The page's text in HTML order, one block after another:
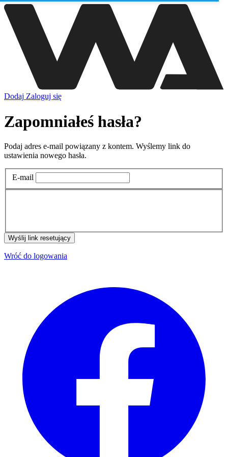
Dodaj Zaloguj się
Zapomniałeś hasła?
Podaj adres e-mail powiązany z kontem. Wyślemy link do
ustawienia nowego hasła.
E-mail
Wyślij link resetujący
Wróć do logowania